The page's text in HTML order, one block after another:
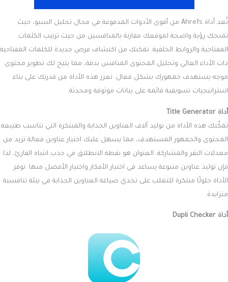
تُعد أداة Ahrefs من أقوى الأدوات المدفوعة في مجال تحليل السيو، حيث
تمنحك رؤية واضحة لموقعك مقارنة بالمنافسين من حيث ترتيب الكلمات
المفتاحية والروابط الخلفية. تمكنك من اكتشاف فرص جديدة للكلمات المفتاحية
ذات الأداء العالي وتحليل المحتوى المنافس بدقة، مما يتيح لك تطوير محتوى
موجه يستهدف جمهورك بشكل فعال. تعزز هذه الأداة من قدرتك على بناء
استراتيجيات تسويقية قائمة على بيانات موثوقة ومحدثة.
أداة Title Generator
تمكّنك هذه الأداة من توليد آلاف العناوين الجذابة والمبتكرة التي تناسب طبيعة
المحتوى والجمهور المستهدف، مما يسهل عليك اختيار عناوين فعالة تزيد من
معدلات النقر والمشاركة. العنوان هو نقطة الانطلاق في جذب انتباه القارئ، لذا
فإن توليد عناوين متنوعة يساعد في اختبار الأفكار واختيار الأفضل منها. توفر
الأداة حلولًا مبتكرة للتغلب على تحدي صياغة العناوين الجذابة في بيئة تنافسية
متزايدة.
أداة Dupli Checker